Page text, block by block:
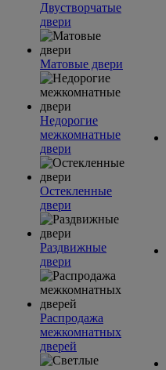
Двустворчатые
двери
Матовые двери
Недорогие
межкомнатные
двери
Остекленные
двери
Раздвижные
двери
Распродажа
межкомнатных
дверей